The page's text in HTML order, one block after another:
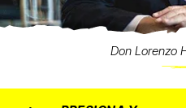
Don Lorenzo